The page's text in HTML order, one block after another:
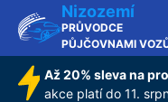
Nizozemí
PRŮVODCE
PŮJČOVNAMI
Až 20% sleva na
akce platí do 11.